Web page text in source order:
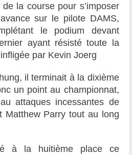
la course pour s’imposer
sur le pilote DAMS,
le podium devant
ayant résisté toute la
par Kevin Joerg
il terminait à la dixième
un point au championnat,
attaques incessantes de
Matthew Parry tout au long
à la huitième place ce